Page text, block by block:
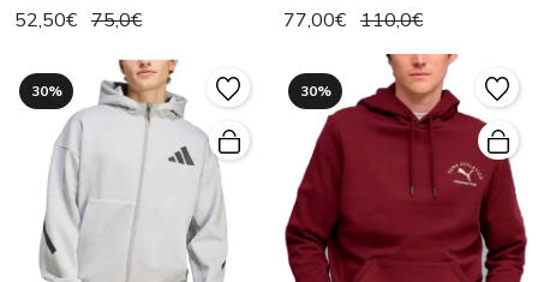
52,50€ 75,0€ 77,00€ 110,0€
30% 30%